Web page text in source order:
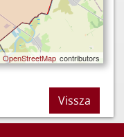
OpenStreetMap contributors
Vissza